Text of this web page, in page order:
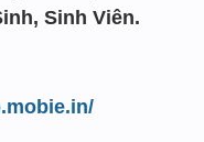
Sinh Viên.